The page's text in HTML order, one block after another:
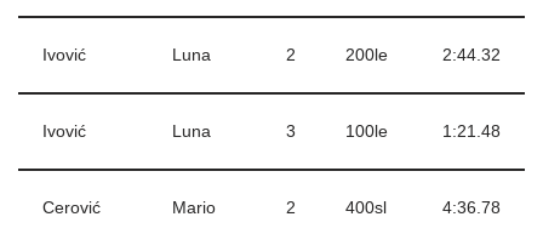
Ivović Luna 2 200le 2:44.32
Ivović Luna 3 100le 1:21.48
Cerović Mario 2 400sl 4:36.78